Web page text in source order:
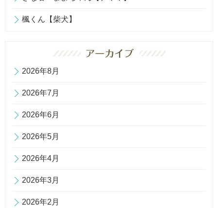
楓くん【柴犬】
2026年8月
2026年7月
2026年6月
2026年5月
2026年4月
2026年3月
2026年2月